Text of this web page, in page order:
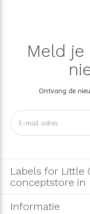
Meld je
Ontvang de
Labels for Little
conceptstore in
Informatie